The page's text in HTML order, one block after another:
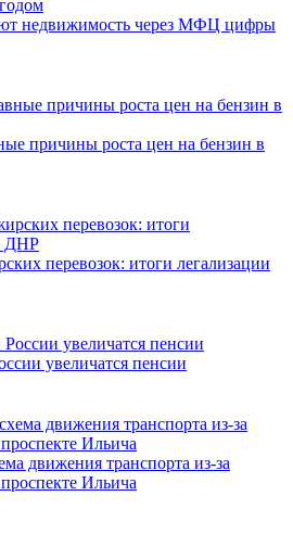
недвижимость через МФЦ цифры
причины роста цен на бензин в
перевозок: итоги легализации
увеличатся пенсии
движения транспорта из-за
Ильича